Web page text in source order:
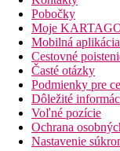
hlavná
2
All
4 bary
kaviareň
Wi-Fi vo
bazén
vnútorný
minimarket
Pobočky
Moje
Mobilná
Cestovné
Časté otázky
Podmienky pre
Dôležité
Voľné pozície
Ochrana
Nastavenie